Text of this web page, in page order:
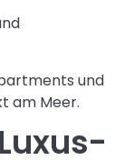
und
am Meer.